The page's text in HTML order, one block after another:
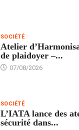
SOCIÉTÉ
Atelier
de plaidoyer –...
07/08/2026
SOCIÉTÉ
L’IATA lance des
sécurité dans...